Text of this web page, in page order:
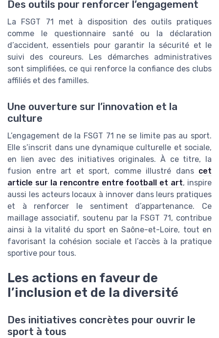
Des outils pour renforcer l’engagement
La FSGT 71 met à disposition des outils pratiques
comme le questionnaire santé ou la déclaration
d’accident, essentiels pour garantir la sécurité et le
suivi des coureurs. Les démarches administratives
sont simplifiées, ce qui renforce la confiance des clubs
affiliés et des familles.
Une ouverture sur l’innovation et la
culture
L’engagement de la FSGT 71 ne se limite pas au sport.
Elle s’inscrit dans une dynamique culturelle et sociale,
en lien avec des initiatives originales. À ce titre, la
fusion entre art et sport, comme illustré dans cet
article sur la rencontre entre football et art, inspire
aussi les acteurs locaux à innover dans leurs pratiques
et à renforcer le sentiment d’appartenance. Ce
maillage associatif, soutenu par la FSGT 71, contribue
ainsi à la vitalité du sport en Saône-et-Loire, tout en
favorisant la cohésion sociale et l’accès à la pratique
sportive pour tous.
Les actions en faveur de
l’inclusion et de la diversité
Des initiatives concrètes pour ouvrir le
sport à tous